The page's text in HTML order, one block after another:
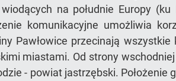
na południe Europy
komunikacyjne umożliwia
Pawłowice przecinają
miastami. Od strony
- powiat jastrzębski.